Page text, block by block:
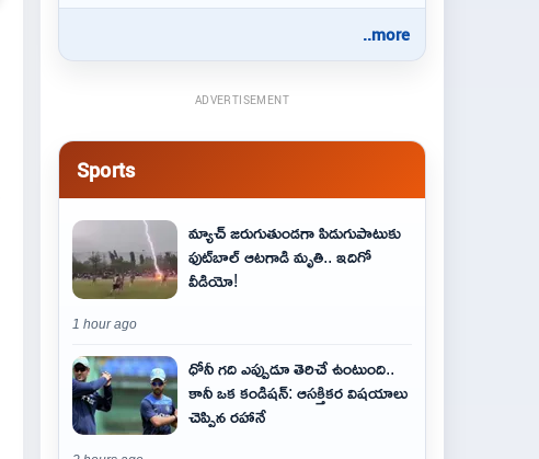
..more
ADVERTISEMENT
Sports
మ్యాచ్ జరుగుతుండగా పిడుగుపాటుకు
ఫుట్‌బాల్ ఆటగాడి మృతి.. ఇదిగో
వీడియో!
1 hour ago
ధోనీ గది ఎప్పుడూ తెరిచే ఉంటుంది..
కానీ ఒక కండిషన్: ఆసక్తికర విషయాలు
చెప్పిన రహానే